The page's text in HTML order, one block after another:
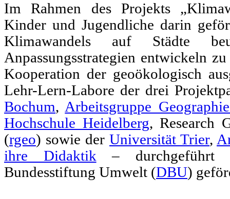
Im Rahmen des Projekts
Kinder und Jugendliche darin
Klimawandels auf Städte
Anpassungsstrategien entwickeln
Kooperation der geoökologisch
Lehr-Lern-Labore der drei
Bochum,Arbeitsgruppe
Hochschule Heidelberg, Research
(rgeo) sowie der Universität Trier,
ihre Didaktik– durchgeführt
Bundesstiftung Umwelt (DBU)